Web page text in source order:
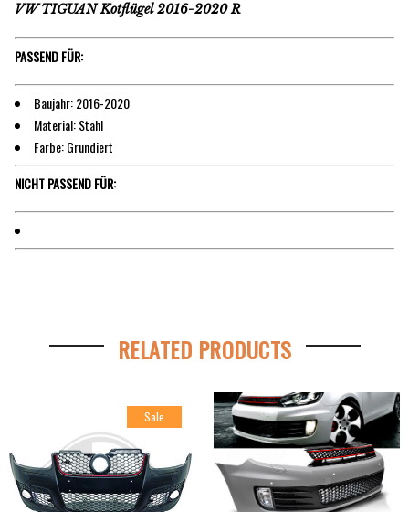
VW TIGUAN Kotflügel 2016-2020 R
PASSEND FÜR:
Baujahr: 2016-2020
Material: Stahl
Farbe: Grundiert
NICHT PASSEND FÜR:
RELATED PRODUCTS
Sale